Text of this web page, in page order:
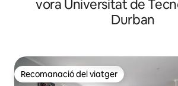
vora Universitat de
Durban
Recomanació del viatger
Recomanació del viatger